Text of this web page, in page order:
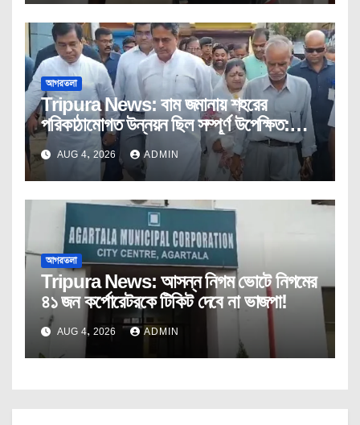
আগরতলা
Tripura News: বাম জমানায় শহরের
পরিকাঠামোগত উন্নয়ন ছিল সম্পূর্ণ উপেক্ষিত:
মুখ্যমন্ত্রী
AUG 4, 2026 ADMIN
আগরতলা
Tripura News: আসন্ন নিগম ভোটে নিগমের
৪১ জন কর্পোরেটরকে টিকিট দেবে না ভাজপা!
AUG 4, 2026 ADMIN